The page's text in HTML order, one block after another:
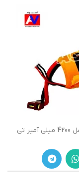
اتدازه گیری ابعاد و عرض باتری لیتیوم پلیمر 2 سل 4200 میلی آمپر تی